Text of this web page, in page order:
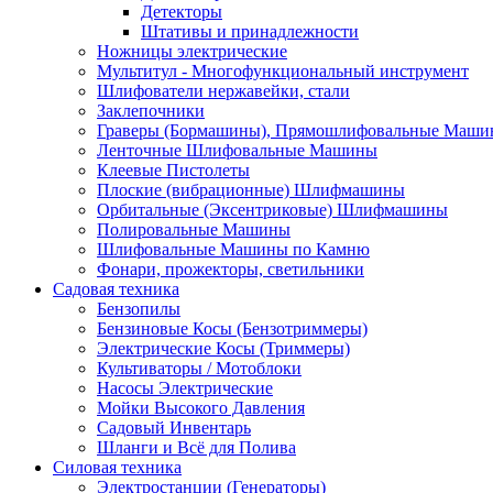
Детекторы
Штативы и принадлежности
Ножницы электрические
Мультитул - Многофункциональный инструмент
Шлифователи нержавейки, стали
Заклепочники
Граверы (Бормашины), Прямошлифовальные
Ленточные Шлифовальные Машины
Клеевые Пистолеты
Плоские (вибрационные) Шлифмашины
Орбитальные (Эксентриковые) Шлифмашины
Полировальные Машины
Шлифовальные Машины по Камню
Фонари, прожекторы, светильники
Садовая техника
Бензопилы
Бензиновые Косы (Бензотриммеры)
Электрические Косы (Триммеры)
Культиваторы / Мотоблоки
Насосы Электрические
Мойки Высокого Давления
Садовый Инвентарь
Шланги и Всё для Полива
Силовая техника
Электростанции (Генераторы)